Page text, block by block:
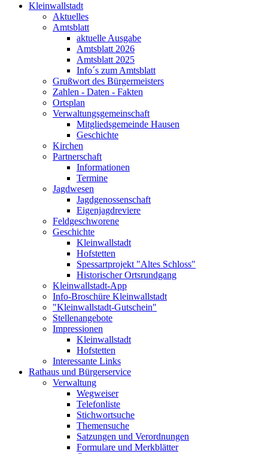
Kleinwallstadt
Aktuelles
Amtsblatt
aktuelle Ausgabe
Amtsblatt 2026
Amtsblatt 2025
Info´s zum Amtsblatt
Grußwort des Bürgermeisters
Zahlen - Daten - Fakten
Ortsplan
Verwaltungsgemeinschaft
Mitgliedsgemeinde Hausen
Geschichte
Kirchen
Partnerschaft
Informationen
Termine
Jagdwesen
Jagdgenossenschaft
Eigenjagdreviere
Feldgeschworene
Geschichte
Kleinwallstadt
Hofstetten
Spessartprojekt "Altes Schloss"
Historischer Ortsrundgang
Kleinwallstadt-App
Info-Broschüre Kleinwallstadt
"Kleinwallstadt-Gutschein"
Stellenangebote
Impressionen
Kleinwallstadt
Hofstetten
Interessante Links
Rathaus und Bürgerservice
Verwaltung
Wegweiser
Telefonliste
Stichwortsuche
Themensuche
Satzungen und Verordnungen
Formulare und Merkblätter